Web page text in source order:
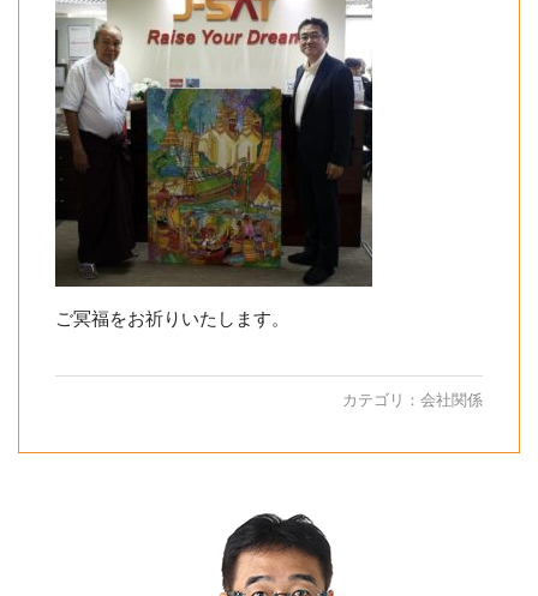
ご冥福をお祈りいたします。
カテゴリ： 会社関係